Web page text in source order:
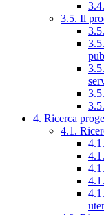
3.5. Il
4. Ricerca
4.1.